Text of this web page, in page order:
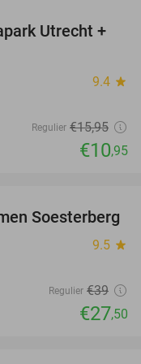
31%
Utrecht +
9.4 star
Regulier €15,95
€10,95
29%
Soesterberg
9.5 star
Regulier €39
€27,50